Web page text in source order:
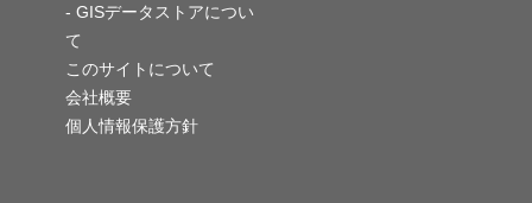
- GISデータストアについ
て
このサイトについて
会社概要
個人情報保護方針